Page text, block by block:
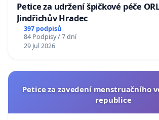
Petice za udržení špičkové péče
Jindřichův Hradec
397 podpisů
84 Podpisy / 7 dní
29 Jul 2026
Petice za zavedení menstruačního
republice